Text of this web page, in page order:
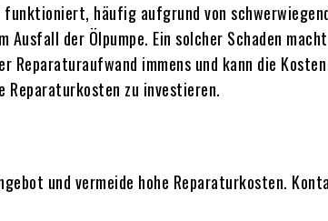
häufig aufgrund von
der Ölpumpe. Ein solcher Schaden
immens und kann die
Reparaturkosten zu investieren.
und vermeide hohe Reparaturkosten.